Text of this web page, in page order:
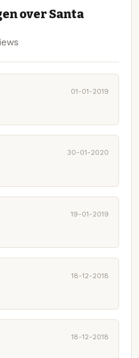
over Santa
01-01-2019
30-01-2020
19-01-2019
18-12-2018
18-12-2018